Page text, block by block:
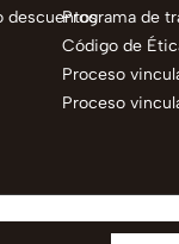
descuentosPrograma de
Código de
Proceso
Proceso